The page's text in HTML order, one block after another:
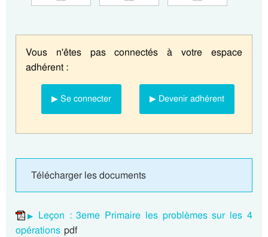
Vous n'êtes pas connectés à votre espace
adhérent :
▶ Se connecter ▶ Devenir adhérent
Télécharger les documents
Leçon : 3eme Primaire les problèmes sur les 4
opérations pdf